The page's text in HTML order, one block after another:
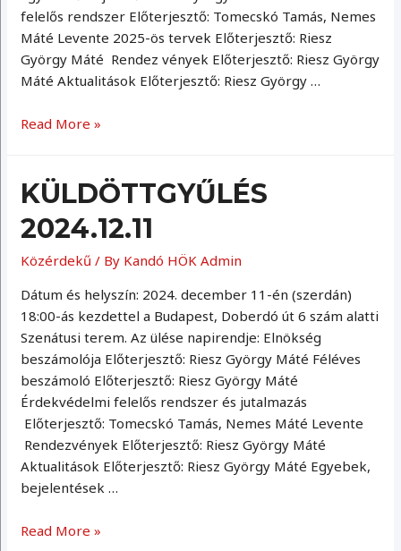
felelős rendszer Előterjesztő: Tomecskó Tamás, Nemes
Máté Levente 2025-ös tervek Előterjesztő: Riesz
György Máté Rendez vények Előterjesztő: Riesz György
Máté Aktualitások Előterjesztő: Riesz György …
Küldöttgyűlés
Read More »
KÜLDÖTTGYŰLÉS
2024.12.11
Közérdekű / By Kandó HÖK Admin
Dátum és helyszín: 2024. december 11-én (szerdán)
18:00-ás kezdettel a Budapest, Doberdó út 6 szám alatti
Szenátusi terem. Az ülése napirendje: Elnökség
beszámolója Előterjesztő: Riesz György Máté Féléves
beszámoló Előterjesztő: Riesz György Máté
Érdekvédelmi felelős rendszer és jutalmazás
Előterjesztő: Tomecskó Tamás, Nemes Máté Levente
Rendezvények Előterjesztő: Riesz György Máté
Aktualitások Előterjesztő: Riesz György Máté Egyebek,
bejelentések …
Küldöttgyűlés
Read More »